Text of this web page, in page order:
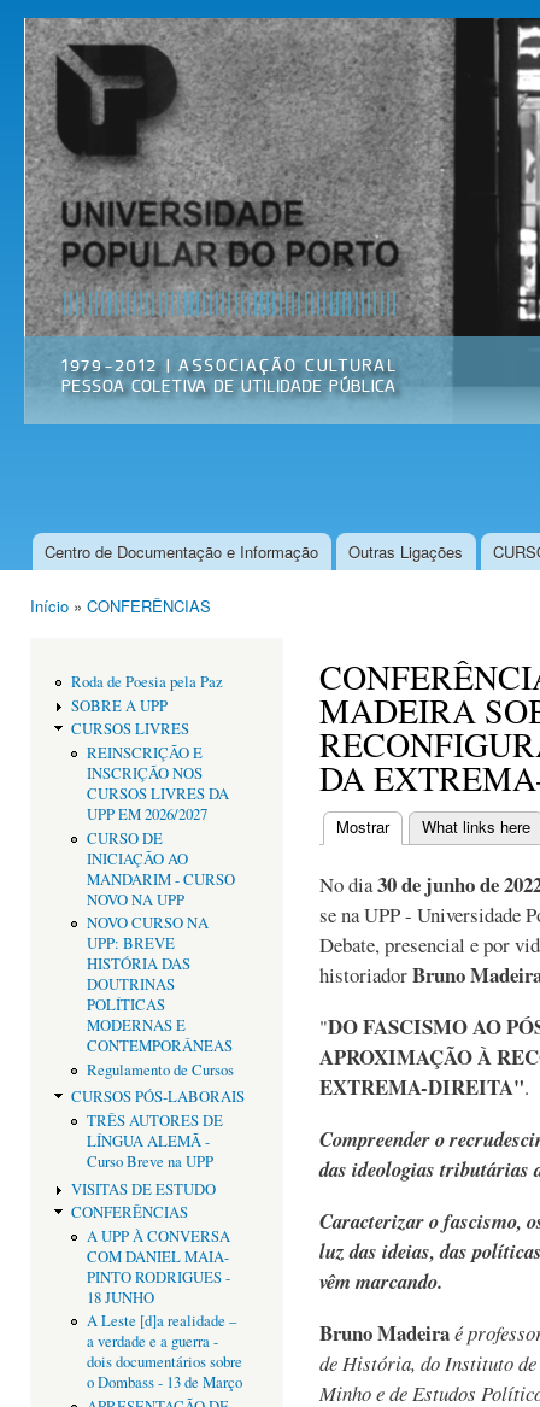
Universidade
Popular do
Porto
Associação
Cultural
Menu principal
Centro de Documentação e Informação Outras Ligações
Início » CONFERÊNCIAS
Roda de Poesia pela Paz
SOBRE A UPP
CURSOS LIVRES
REINSCRIÇÃO E
INSCRIÇÃO NOS
CURSOS LIVRES DA
UPP EM 2026/2027
CURSO DE
INICIAÇÃO AO
MANDARIM - CURSO
NOVO NA UPP
NOVO CURSO NA
UPP: BREVE
HISTÓRIA DAS
DOUTRINAS
POLÍTICAS
MODERNAS E
CONTEMPORÂNEAS
Regulamento de Cursos
CURSOS PÓS-LABORAIS
TRÊS AUTORES DE
LÍNGUA ALEMÃ -
Curso Breve na UPP
VISITAS DE ESTUDO
CONFERÊNCIAS
A UPP À CONVERSA
COM DANIEL MAIA-
PINTO RODRIGUES -
18 JUNHO
A Leste [d]a realidade –
a verdade e a guerra -
dois documentários sobre
o Dombass - 13 de Março
MADEIRA
DA
Separadores
Mostrar(separador ativo)
What links here
No dia30 de junho de
se na UPP - Universidade
Debate, presencial e por
historiadorBruno
"DO FASCISMO AO
APROXIMAÇÃO À
EXTREMA-DIREITA".
Compreender o
das ideologias tributárias
Caracterizar o fascismo,
luz das ideias, das
vêm marcando.
Bruno Madeiraé
de História, do Instituto
Minho e de Estudos